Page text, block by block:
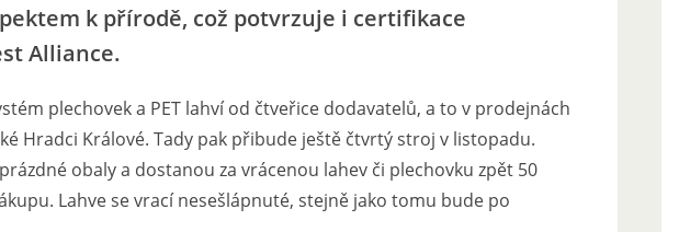
k přírodě, což potvrzuje i certifikace
Alliance.
plechovek a PET lahví od čtveřice dodavatelů, a to v prodejnách
Hradci Králové. Tady pak přibude ještě čtvrtý stroj v listopadu.
obaly a dostanou za vrácenou lahev či plechovku zpět 50
Lahve se vrací nesešlápnuté, stejně jako tomu bude po